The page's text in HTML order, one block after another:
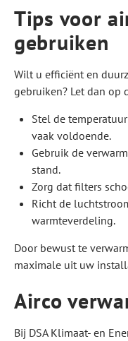
Tips voor
gebruiken
Wilt u efficiënt en
gebruiken? Let dan
Stel de
vaak voldoende.
Gebruik de
stand.
Zorg dat filters
Richt de
warmteverdeling.
Door bewust te
maximale uit uw
Airco
Bij DSA Klimaat- en